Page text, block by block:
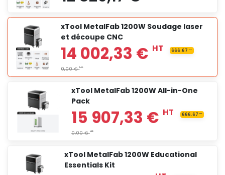
5 609,17 €
7 489,17 €HT
8 139,17 €HT
xTool MetalFab 1200W Soudage laser
et découpe CNC
xTool MetalFab 1200W All-in-One
Pack
xTool MetalFab 1200W Educational
Essentials Kit